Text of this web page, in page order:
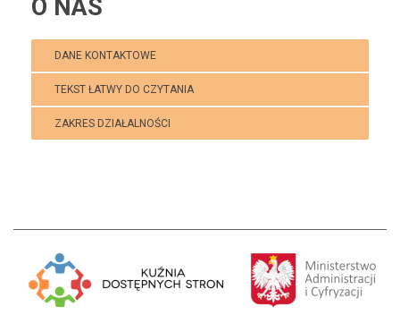
O NAS
DANE KONTAKTOWE
TEKST ŁATWY DO CZYTANIA
ZAKRES DZIAŁALNOŚCI